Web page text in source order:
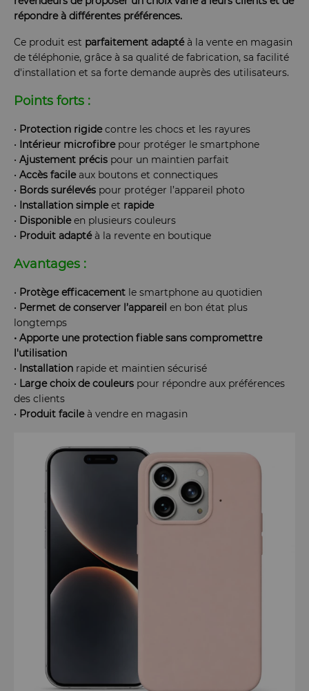
répondre à différentes préférences.
Ce produit est parfaitement adaptéà la vente en magasin
de téléphonie, grâce à sa qualité de fabrication, sa facilité
d'installation et sa forte demande auprès des utilisateurs.
Points forts :
• Protection rigidecontre les chocs et les rayures
• Intérieur microfibrepour protéger le smartphone
• Ajustement précis pour un maintien parfait
• Accès facileaux boutons et connectiques
• Bords surélevés pour protéger l’appareil photo
• Installation simpleet rapide
• Disponibleen plusieurs couleurs
• Produit adaptéà la revente en boutique
Avantages :
• Protège efficacement le smartphone au quotidien
• Permet de conserver l’appareil en bon état plus
longtemps
• Apporte une protection fiable sans compromettre
l'utilisation
• Installation rapide et maintien sécurisé
• Large choix de couleurs pour répondre aux préférences
des clients
• Produit facileà vendre en magasin